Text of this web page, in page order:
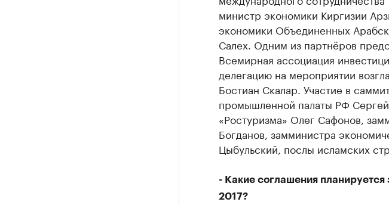
министр экономики Киргизии
экономики Объединенных
Салех. Одним из партнёров
Всемирная ассоциация
делегацию на мероприятии
Бостиан Скалар. Участие в
промышленной палаты РФ
«Ростуризма» Олег Сафонов,
Богданов, замминистра
Цыбульский, послы исламских
- Какие соглашения
2017?